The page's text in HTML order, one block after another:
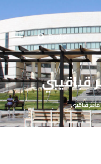
English
قباقيبي
قباقيبي